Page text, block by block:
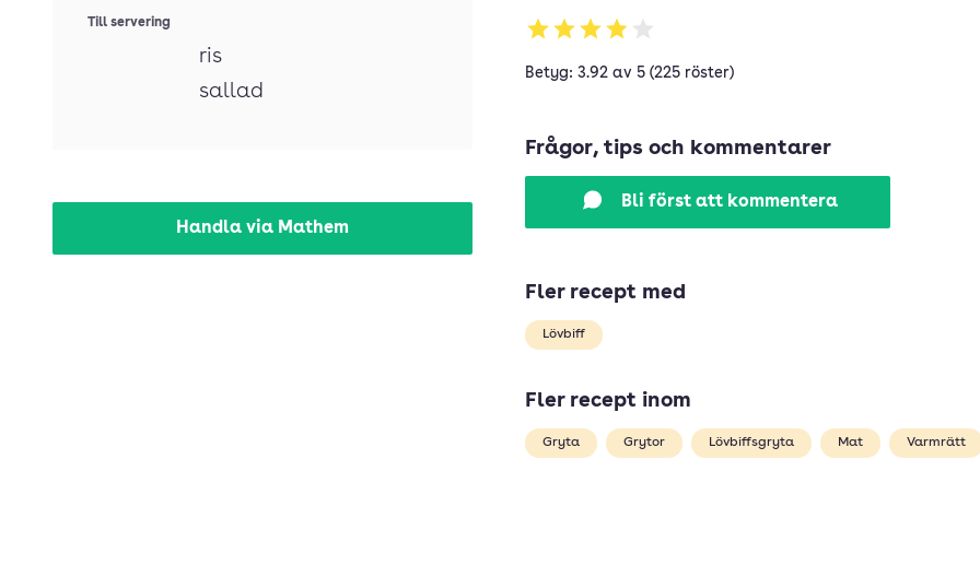
Till servering
ris
sallad
Handla via Mathem
Betyg: 3.92 av 5 (225 röster)
Frågor, tips och kommentarer
Bli först att kommentera
Fler recept med
Lövbiff
Fler recept inom
Gryta Grytor Lövbiffsgryta Mat Varmrätt